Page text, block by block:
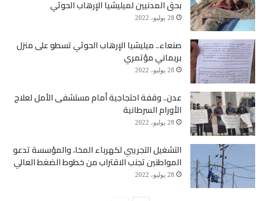
بحق المدنيين لميليشيا الإرهاب الحوثي
28 يوليو، 2022
صنعاء.. ميليشيا الإرهاب الحوثي تسطو على منزل
بربماني مؤتمري
28 يوليو، 2022
عدن.. وقفة احتجاجية أمام مستشفى الأمل لعلاج
الأورام السرطانية
28 يوليو، 2022
التشغيل التجريبي لكهرباء المخا، والمؤسسة تدعو
المواطنين تجنب الاقتراب من خطوط الضغط العالي
28 يوليو، 2022